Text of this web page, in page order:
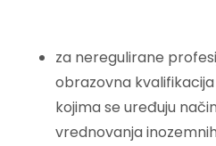
za neregulirane
obrazovna
kojima se uređuju
vrednovanja